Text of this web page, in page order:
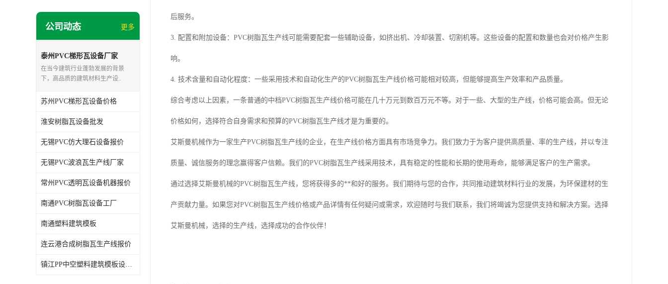
塑料建筑模板
公司动态 更多
泰州PVC梯形瓦设备厂家
在当今建筑行业蓬勃发展的背景
下，高品质的建筑材料生产设..
苏州PVC梯形瓦设备价格
淮安树脂瓦设备批发
无锡PVC仿大理石设备报价
无锡PVC波浪瓦生产线厂家
常州PVC透明瓦设备机器报价
南通PVC树脂瓦设备工厂
南通塑料建筑模板
连云港合成树脂瓦生产线报价
镇江PP中空塑料建筑模板设备工厂
后服务。
3. 配置和附加设备：PVC树脂瓦生产线可能需要配套一些辅助设备，如挤出机、冷却装置、切割机等。这些设备的配置和数量也会对价格产生影
响。
4. 技术含量和自动化程度：一些采用技术和自动化生产的PVC树脂瓦生产线价格可能相对较高，但能够提高生产效率和产品质量。
综合考虑以上因素，一条普通的中档PVC树脂瓦生产线价格可能在几十万元到数百万元不等。对于一些、大型的生产线，价格可能会高。但无论
价格如何，选择符合自身需求和预算的PVC树脂瓦生产线才是为重要的。
艾斯曼机械作为一家生产PVC树脂瓦生产线的企业，在生产线价格方面具有市场竞争力。我们致力于为客户提供高质量、率的生产线，并以专注
质量、诚信服务的理念赢得客户信赖。我们的PVC树脂瓦生产线采用技术，具有稳定的性能和长期的使用寿命，能够满足客户的生产需求。
通过选择艾斯曼机械的PVC树脂瓦生产线，您将获得多的**和好的服务。我们期待与您的合作，共同推动建筑材料行业的发展，为环保建材的生
产贡献力量。如果您对PVC树脂瓦生产线价格或产品详情有任何疑问或需求，欢迎随时与我们联系，我们将竭诚为您提供支持和解决方案。选择
艾斯曼机械，选择的生产线，选择成功的合作伙伴！